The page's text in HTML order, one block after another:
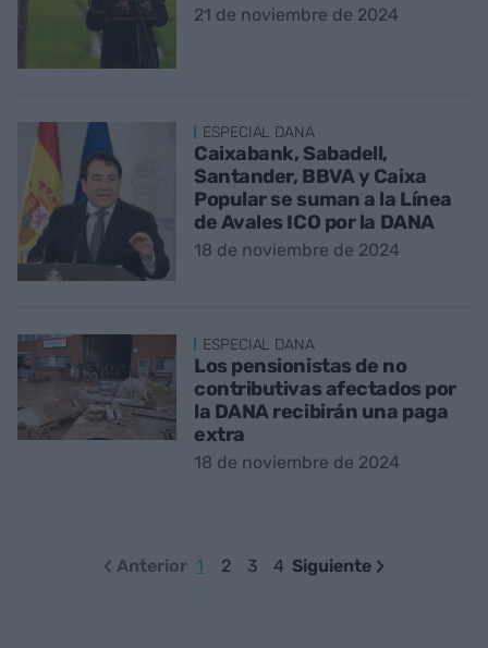
21 de noviembre de 2024
ESPECIAL DANA
Caixabank, Sabadell,
Santander, BBVA y Caixa
Popular se suman a la Línea
de Avales ICO por la DANA
18 de noviembre de 2024
ESPECIAL DANA
Los pensionistas de no
contributivas afectados por
la DANA recibirán una paga
extra
18 de noviembre de 2024
Anterior 1 2 3 4 Siguiente